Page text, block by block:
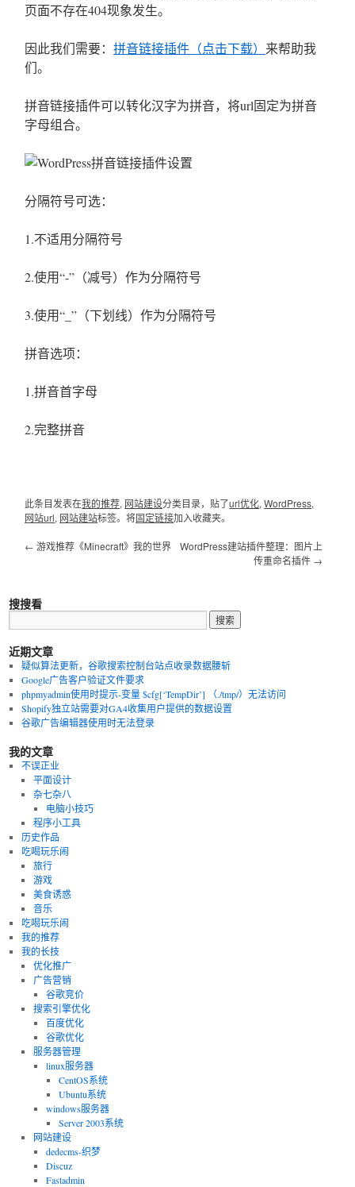
页面不存在404现象发生。
因此我们需要：拼音链接插件（点击下载） 来帮助我
们。
拼音链接插件可以转化汉字为拼音，将url固定为拼音
字母组合。
分隔符号可选：
1.不适用分隔符号
2.使用“-”（减号）作为分隔符号
3.使用“_”（下划线）作为分隔符号
拼音选项：
1.拼音首字母
2.完整拼音
此条目发表在我的推荐, 网站建设分类目录，贴了url优化,WordPress,
网站url, 网站建站标签。将固定链接加入收藏夹。
← 游戏推荐《Minecraft》我的世界
WordPress建站插件整理：图片上
传重命名插件 →
搜搜看
近期文章
疑似算法更新，谷歌搜索控制台站点收录数据腰斩
Google广告客户验证文件要求
phpmyadmin使用时提示-变量 $cfg[‘TempDir’] （./tmp/）无法访问
Shopify独立站需要对GA4收集用户提供的数据设置
谷歌广告编辑器使用时无法登录
我的文章
不误正业
平面设计
杂七杂八
电脑小技巧
程序小工具
历史作品
吃喝玩乐闹
旅行
游戏
美食诱惑
音乐
吃喝玩乐闹
我的推荐
我的长技
优化推广
广告营销
谷歌竞价
搜索引擎优化
百度优化
谷歌优化
服务器管理
linux服务器
CentOS系统
Ubuntu系统
windows服务器
Server 2003系统
网站建设
dedecms-织梦
Discuz
Fastadmin